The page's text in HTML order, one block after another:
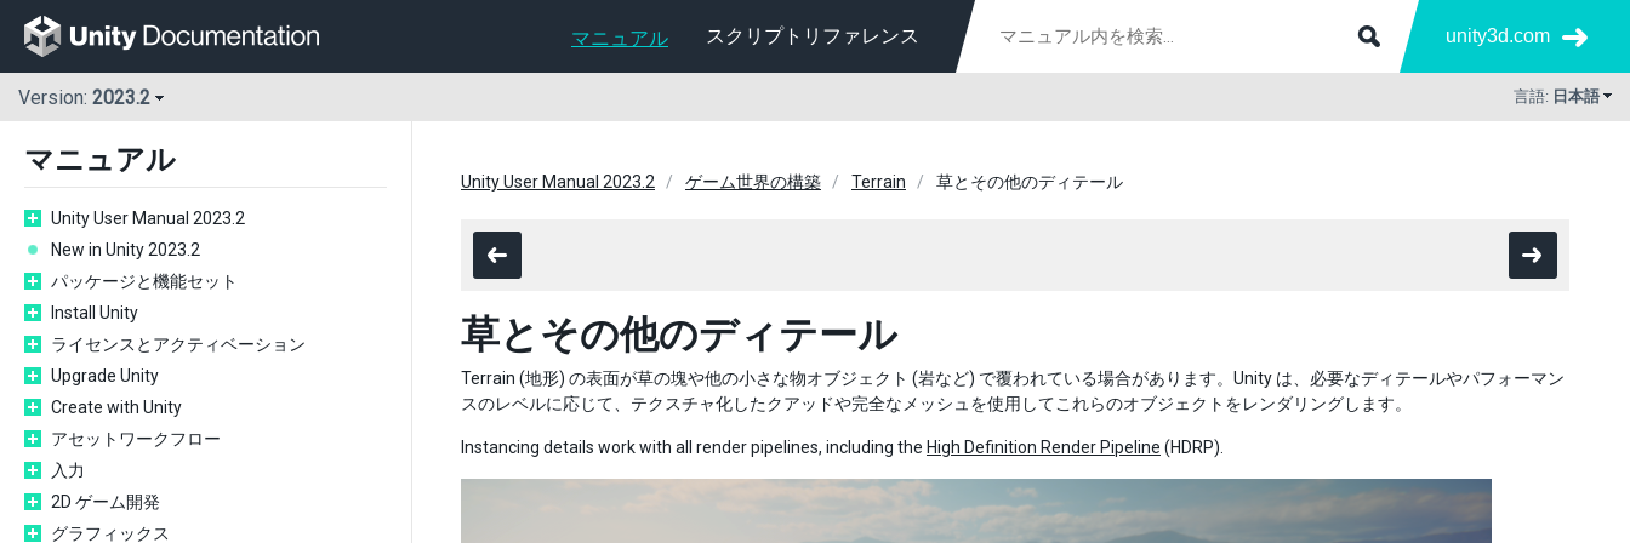
マニュアル スクリプトリファレンス unity3d.com
Version: 2023.2 言語: 日本語
マニュアル
Unity User Manual 2023.2
New in Unity 2023.2
パッケージと機能セット
Install Unity
ライセンスとアクティベーション
Upgrade Unity
Create with Unity
アセットワークフロー
入力
2D ゲーム開発
グラフィックス
Unity User Manual 2023.2 ゲーム世界の構築 Terrain 草とその他のディテール
草とその他のディテール
Terrain (地形) の表面が草の塊や他の小さな物オブジェクト (岩など) で覆われている場合があります。Unity は、必要なディテールやパフォーマン
スのレベルに応じて、テクスチャ化したクアッドや完全なメッシュを使用してこれらのオブジェクトをレンダリングします。
Instancing details work with all render pipelines, including the High Definition Render Pipeline (HDRP).